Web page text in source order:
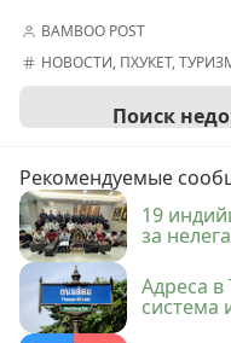
BAMBOO POST
НОВОСТИ, ПХУКЕТ,
Поиск
Рекомендуемые
19
за
Адреса в
система